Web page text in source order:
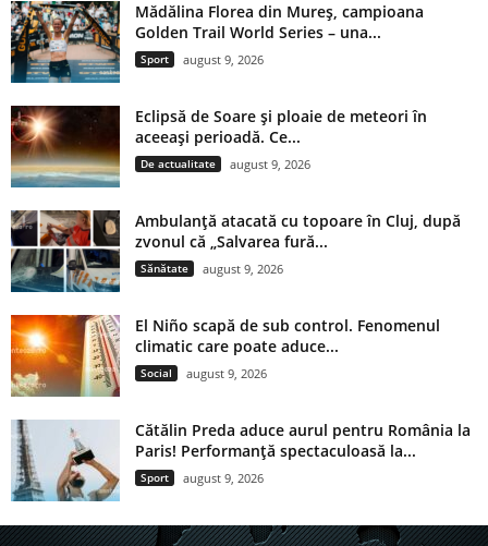
Mădălina Florea din Mureș, campioana
Golden Trail World Series – una...
Sport august 9, 2026
Eclipsă de Soare și ploaie de meteori în
aceeași perioadă. Ce...
De actualitate august 9, 2026
Ambulanță atacată cu topoare în Cluj, după
zvonul că „Salvarea fură...
Sănătate august 9, 2026
El Niño scapă de sub control. Fenomenul
climatic care poate aduce...
Social august 9, 2026
Cătălin Preda aduce aurul pentru România la
Paris! Performanță spectaculoasă la...
Sport august 9, 2026